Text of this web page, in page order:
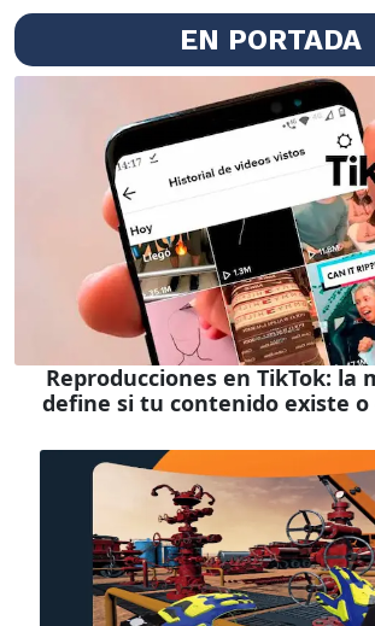
EN PORTADA
Reproducciones en TikTok: la
define si tu contenido existe o